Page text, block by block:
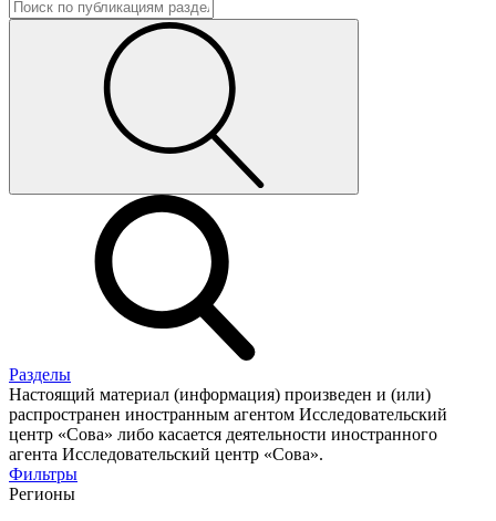
Разделы
Настоящий материал (информация) произведен и (или)
распространен иностранным агентом Исследовательский
центр «Сова» либо касается деятельности иностранного
агента Исследовательский центр «Сова».
Фильтры
Регионы